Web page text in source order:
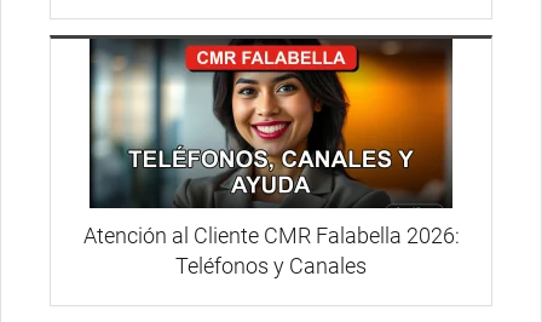
Atención al Cliente CMR Falabella 2026:
Teléfonos y Canales